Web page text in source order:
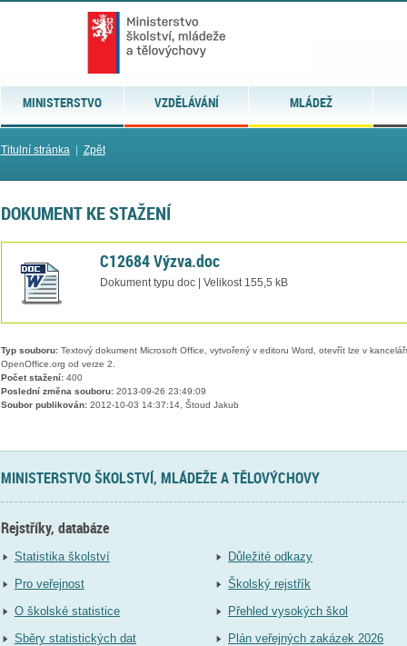
MINISTERSTVO VZDĚLÁVÁNÍ MLÁDEŽ
Titulní stránka| Zpět
DOKUMENT KE STAŽENÍ
C12684 Výzva.doc
Dokument typu doc | Velikost 155,5 kB
Typ souboru:Textový dokument Microsoft Office, vytvořený v editoru Word, otevřít lze v
OpenOffice.org od verze 2.
Počet stažení:400
Poslední změna souboru:2013-09-26 23:49:09
Soubor publikován:2012-10-03 14:37:14, Štoud Jakub
MINISTERSTVO ŠKOLSTVÍ, MLÁDEŽE A TĚLOVÝCHOVY
Rejstříky, databáze
Statistika školství
Pro veřejnost
O školské statistice
Sběry statistických dat
Důležité odkazy
Školský rejstřík
Přehled vysokých škol
Plán veřejných zakázek 2026